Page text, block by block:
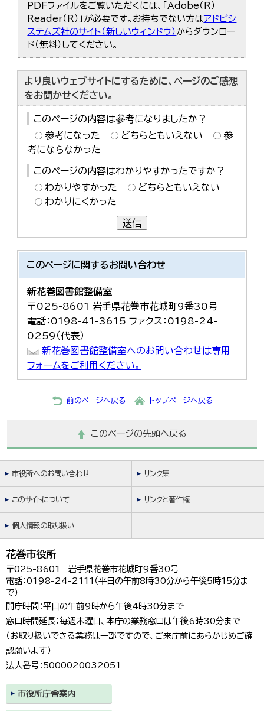
PDFファイルをご覧いただくには、「Adobe（R）
Reader（R）」が必要です。お持ちでない方はアドビシ
ステムズ社のサイト（新しいウィンドウ） からダウンロー
ド（無料）してください。
より良いウェブサイトにするために、ページのご感想
をお聞かせください。
このページの内容は参考になりましたか？
参考になった
どちらともいえない
参
考にならなかった
このページの内容はわかりやすかったですか？
わかりやすかった
どちらともいえない
わかりにくかった
送信
このページに関するお問い合わせ
新花巻図書館整備室
〒025-8601 岩手県花巻市花城町9番30号
電話：0198-41-3615 ファクス：0198-24-
0259（代表）
新花巻図書館整備室へのお問い合わせは専用
フォームをご利用ください。
前のページへ戻る トップページへ戻る
このページの先頭へ戻る
市役所へのお問い合わせ リンク集
このサイトについて リンクと著作権
個人情報の取り扱い
花巻市役所
〒025-8601 岩手県花巻市花城町9番30号
電話：0198-24-2111（平日の午前8時30分から午後5時15分ま
で）
開庁時間：平日の午前9時から午後4時30分まで
窓口時間延長：毎週木曜日、本庁の業務窓口は午後6時30分まで
（お取り扱いできる業務は一部ですので、ご来庁前にあらかじめご確
認願います）
法人番号：5000020032051
市役所庁舎案内